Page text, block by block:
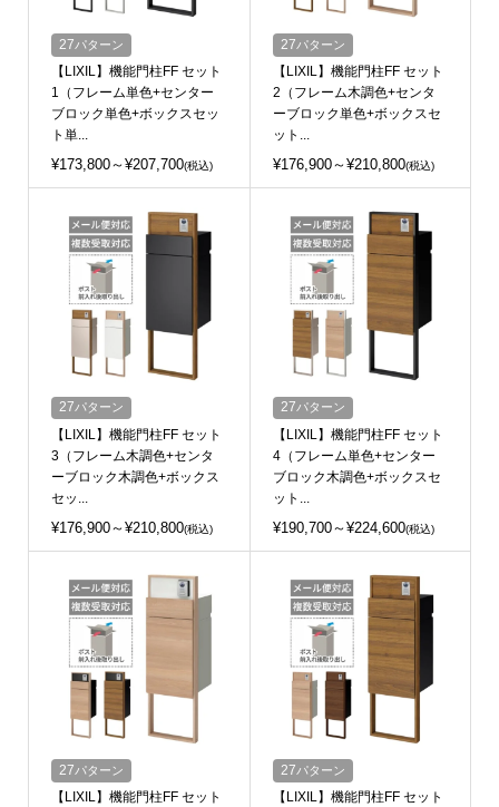
27パターン
【LIXIL】機能門柱FF セット
1（フレーム単色+センター
ブロック単色+ボックスセッ
ト単...
¥173,800～¥207,700(税込)
27パターン
【LIXIL】機能門柱FF セット
2（フレーム木調色+センタ
ーブロック単色+ボックスセ
ット...
¥176,900～¥210,800(税込)
27パターン
【LIXIL】機能門柱FF セット
3（フレーム木調色+センタ
ーブロック木調色+ボックス
セッ...
¥176,900～¥210,800(税込)
27パターン
【LIXIL】機能門柱FF セット
4（フレーム単色+センター
ブロック木調色+ボックスセ
ット...
¥190,700～¥224,600(税込)
27パターン
【LIXIL】機能門柱FF セット
27パターン
【LIXIL】機能門柱FF セット